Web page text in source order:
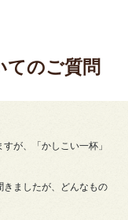
てのご質問
が、「かしこい一杯」
きましたが、どんなもの